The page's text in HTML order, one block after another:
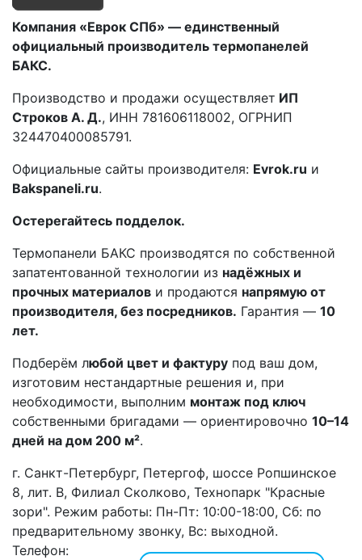
Компания «Еврок СПб» — единственный
официальный производитель термопанелей
БАКС.
Производство и продажи осуществляет ИП
Строков А. Д., ИНН 781606118002, ОГРНИП
324470400085791.
Официальные сайты производителя: Evrok.ru и
Bakspaneli.ru.
Остерегайтесь подделок.
Термопанели БАКС производятся по собственной
запатентованной технологии из надёжных и
прочных материалов и продаются напрямую от
производителя, без посредников. Гарантия — 10
лет.
Подберём любой цвет и фактуру под ваш дом,
изготовим нестандартные решения и, при
необходимости, выполним монтаж под ключ
собственными бригадами — ориентировочно 10–14
дней на дом 200 м².
г. Санкт-Петербург, Петергоф, шоссе Ропшинское
8, лит. В, Филиал Сколково, Технопарк "Красные
зори". Режим работы: Пн-Пт: 10:00-18:00, Сб: по
предварительному звонку, Вс: выходной.
Телефон: